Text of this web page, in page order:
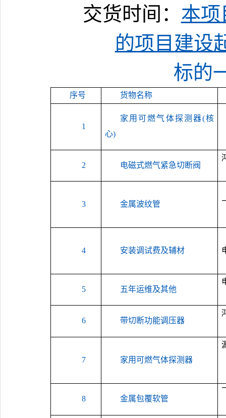
交货时间： 本项
的项目建设
标的
序号 货物名称
1
家用可燃气体探测器(核
心)
2 电磁式燃气紧急切断阀
3 金属波纹管
4 安装调试费及辅材
5 五年运维及其他
6 带切断功能调压器
7 家用可燃气体探测器
8 金属包覆软管